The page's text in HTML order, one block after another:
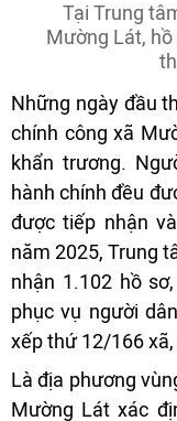
Tại Trung
Mường Lát,
Những ngày đầu
chính công xã
khẩn trương.
hành chính đều
được tiếp nhận
năm 2025, Trung
nhận 1.102 hồ
phục vụ người
xếp thứ 12/166
Là địa phương
Mường Lát xác